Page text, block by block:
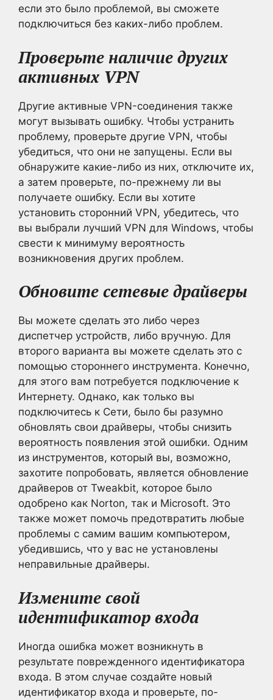
если это было проблемой, вы сможете
подключиться без каких-либо проблем.
Проверьте наличие других
активных VPN
Другие активные VPN-соединения также
могут вызывать ошибку. Чтобы устранить
проблему, проверьте другие VPN, чтобы
убедиться, что они не запущены. Если вы
обнаружите какие-либо из них, отключите их,
а затем проверьте, по-прежнему ли вы
получаете ошибку. Если вы хотите
установить сторонний VPN, убедитесь, что
вы выбрали лучший VPN для Windows, чтобы
свести к минимуму вероятность
возникновения других проблем.
Обновите сетевые драйверы
Вы можете сделать это либо через
диспетчер устройств, либо вручную. Для
второго варианта вы можете сделать это с
помощью стороннего инструмента. Конечно,
для этого вам потребуется подключение к
Интернету. Однако, как только вы
подключитесь к Сети, было бы разумно
обновлять свои драйверы, чтобы снизить
вероятность появления этой ошибки. Одним
из инструментов, который вы, возможно,
захотите попробовать, является обновление
драйверов от Tweakbit, которое было
одобрено как Norton, так и Microsoft. Это
также может помочь предотвратить любые
проблемы с самим вашим компьютером,
убедившись, что у вас не установлены
неправильные драйверы.
Измените свой
идентификатор входа
Иногда ошибка может возникнуть в
результате поврежденного идентификатора
входа. В этом случае создайте новый
идентификатор входа и проверьте, по-